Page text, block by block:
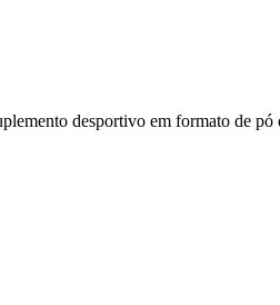
desportivo em formato de pó